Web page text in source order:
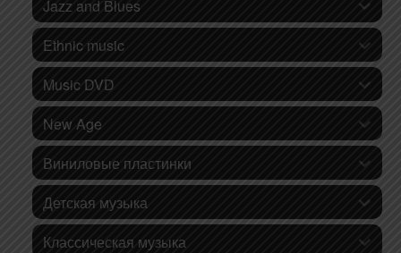
Jazz and Blues
Ethnic music
Music DVD
New Age
Виниловые пластинки
Детская музыка
Классическая музыка